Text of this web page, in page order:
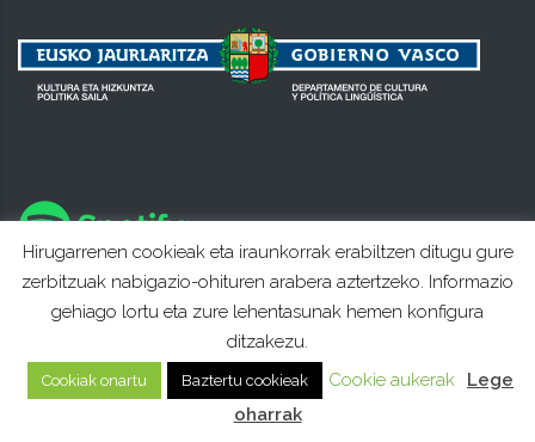
Hirugarrenen cookieak eta iraunkorrak erabiltzen ditugu gure
zerbitzuak nabigazio-ohituren arabera aztertzeko. Informazio
gehiago lortu eta zure lehentasunak hemen konfigura
ditzakezu.
Cookiak onartu Baztertu cookieak Cookie aukerak
Lege
oharrak